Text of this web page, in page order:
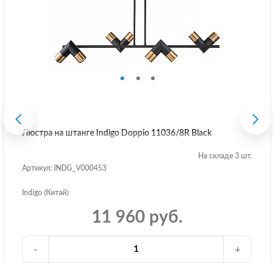
Люстра на штанге Indigo Doppio 11036/8R Black
На складе 3 шт.
Артикул: INDG_V000453
Indigo (Китай)
11 960 руб.
- +